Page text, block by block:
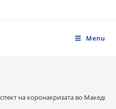
Menu
на коронакризата во